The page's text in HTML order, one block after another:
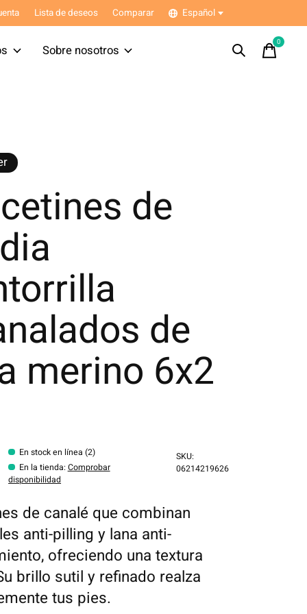
Lista de deseos Comparar Español
Sobre nosotros
0items
de
de
merino 6x2
En stock en línea (2)
En la tienda: Comprobar
disponibilidad
SKU:
06214219626
de canalé que combinan
anti-pilling y lana anti-
ofreciendo una textura
brillo sutil y refinado realza
tus pies.